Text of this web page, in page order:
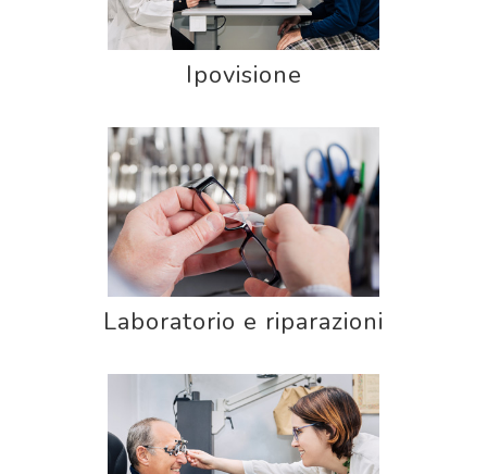
Ipovisione
Laboratorio e riparazioni